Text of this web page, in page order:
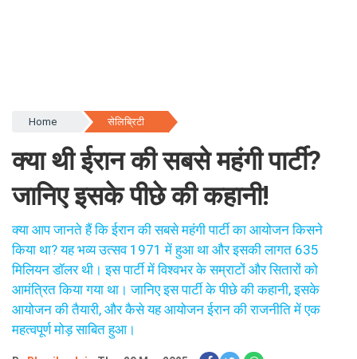
क्या थी ईरान की सबसे महंगी पार्टी?
जानिए इसके पीछे की कहानी!
क्या आप जानते हैं कि ईरान की सबसे महंगी पार्टी का आयोजन किसने
किया था? यह भव्य उत्सव 1971 में हुआ था और इसकी लागत 635
मिलियन डॉलर थी। इस पार्टी में विश्वभर के सम्राटों और सितारों को
आमंत्रित किया गया था। जानिए इस पार्टी के पीछे की कहानी, इसके
आयोजन की तैयारी, और कैसे यह आयोजन ईरान की राजनीति में एक
महत्वपूर्ण मोड़ साबित हुआ।
Bhavika Jain Thu, 29 May 2025